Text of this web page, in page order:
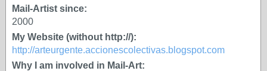
Mail-Artist since:
2000
My Website (without http://):
http://arteurgente.accionescolectivas.blogspot.com
Why I am involved in Mail-Art: